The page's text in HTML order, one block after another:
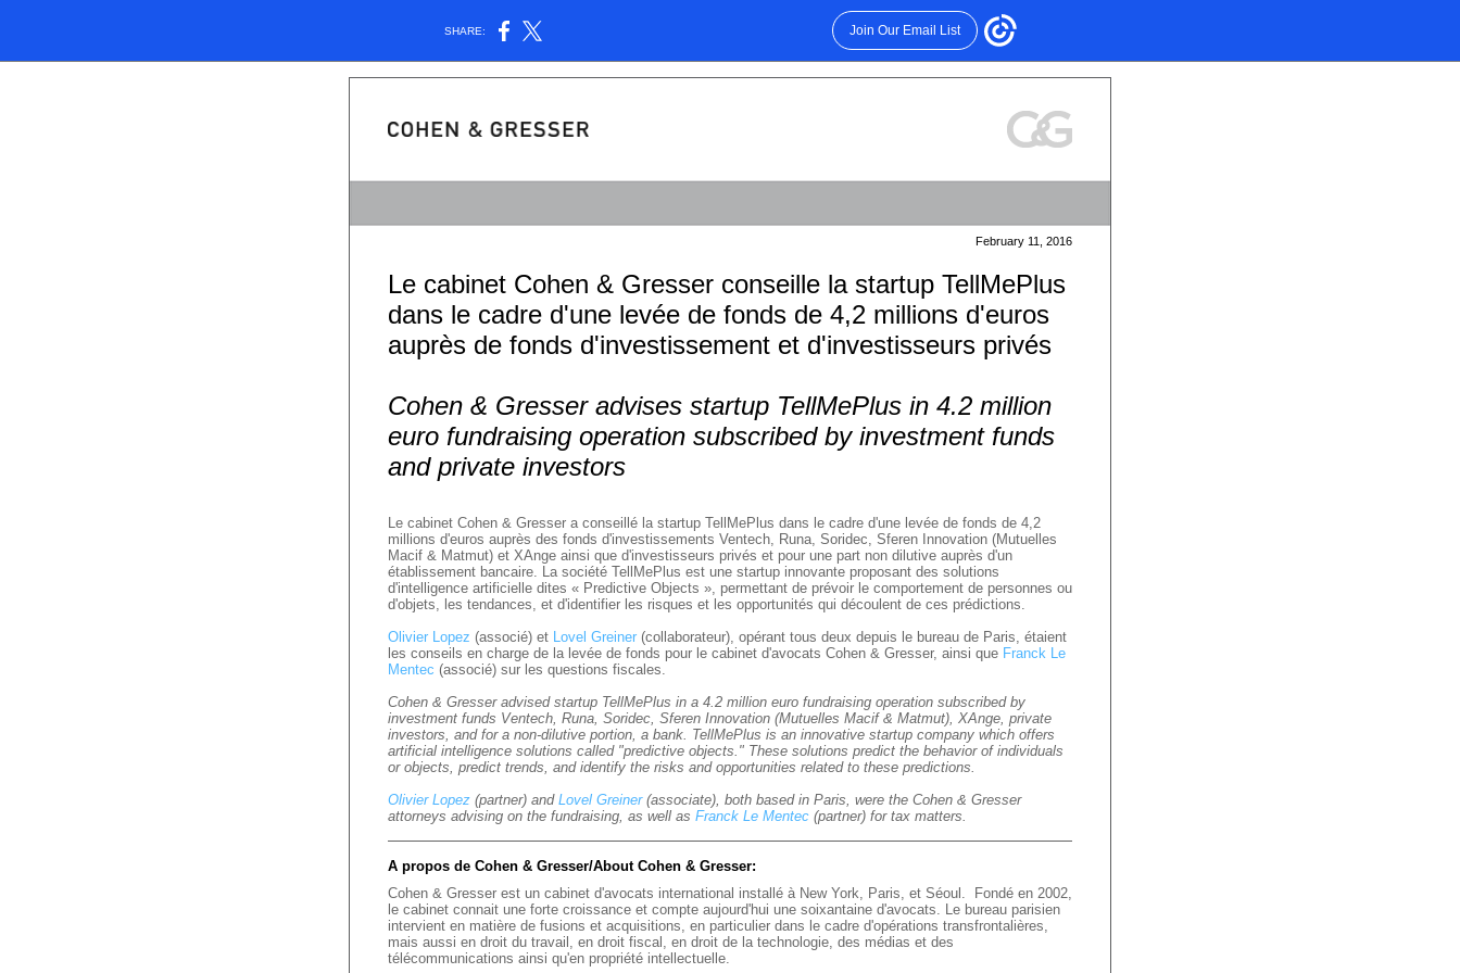
SHARE: Join Our Email List
February 11, 2016
Le cabinet Cohen & Gresser conseille la startup TellMePlus
dans le cadre d'une levée de fonds de 4,2 millions d'euros
auprès de fonds d'investissement et d'investisseurs privés
Cohen & Gresser advises startup TellMePlus in 4.2 million
euro fundraising operation subscribed by investment funds
and private investors
Le cabinet Cohen & Gresser a conseillé la startup TellMePlus dans le cadre d'une levée de fonds de 4,2
millions d'euros auprès des fonds d'investissements Ventech, Runa, Soridec, Sferen Innovation (Mutuelles
Macif & Matmut) et XAnge ainsi que d'investisseurs privés et pour une part non dilutive auprès d'un
établissement bancaire. La société TellMePlus est une startup innovante proposant des solutions
d'intelligence artificielle dites « Predictive Objects », permettant de prévoir le comportement de personnes ou
d'objets, les tendances, et d'identifier les risques et les opportunités qui découlent de ces prédictions.
Olivier Lopez (associé) et Lovel Greiner (collaborateur), opérant tous deux depuis le bureau de Paris, étaient
les conseils en charge de la levée de fonds pour le cabinet d'avocats Cohen & Gresser, ainsi que Franck Le
Mentec (associé) sur les questions fiscales.
Cohen & Gresser advised startup TellMePlus in a 4.2 million euro fundraising operation subscribed by
investment funds Ventech, Runa, Soridec, Sferen Innovation (Mutuelles Macif & Matmut), XAnge, private
investors, and for a non-dilutive portion, a bank. TellMePlus is an innovative startup company which offers
artificial intelligence solutions called "predictive objects." These solutions predict the behavior of individuals
or objects, predict trends, and identify the risks and opportunities related to these predictions.
Olivier Lopez (partner) and Lovel Greiner(associate), both based in Paris, were the Cohen & Gresser
attorneys advising on the fundraising, as well as Franck Le Mentec (partner) for tax matters.
A propos de Cohen & Gresser/About Cohen & Gresser:
Cohen & Gresser est un cabinet d'avocats international installé à New York, Paris, et Séoul. Fondé en 2002,
le cabinet connait une forte croissance et compte aujourd'hui une soixantaine d'avocats. Le bureau parisien
intervient en matière de fusions et acquisitions, en particulier dans le cadre d'opérations transfrontalières,
mais aussi en droit du travail, en droit fiscal, en droit de la technologie, des médias et des
télécommunications ainsi qu'en propriété intellectuelle.